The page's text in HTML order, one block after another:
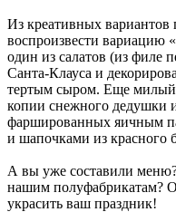
Из креативных вариантов
воспроизвести
один из салатов (из филе
Санта-Клауса и
тертым сыром. Еще милый
копии снежного дедушки
фаршированных яичным
и шапочками из красного
А вы уже составили
нашим полуфабрикатам?
украсить ваш праздник!